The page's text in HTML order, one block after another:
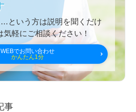
という方は説明を聞くだけ
気軽にご相談ください！
WEBでお問い合わせ
かんたん1分
事